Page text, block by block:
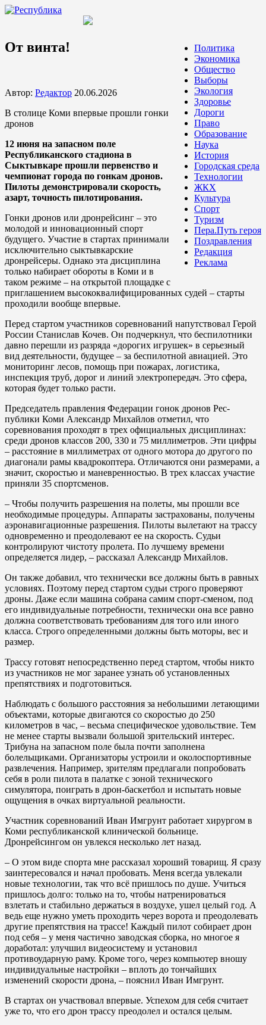
Политика
Экономика
Общество
Выборы
Экология
Здоровье
Дороги
Право
Образование
Наука
История
Городская среда
Технологии
ЖКХ
Культура
Спорт
Туризм
Пера.Путь героя
Поздравления
Редакция
Реклама
От винта!
Автор: Редактор 20.06.2026
В столице Коми впервые прошли гонки
дронов
12 июня на запасном поле
Республиканского стадиона в
Сыктывкаре прошли первенство и
чемпионат города по гонкам дронов.
Пилоты демонстрировали скорость,
азарт, точность пилотирования.
Гонки дронов или дронрейсинг – это
молодой и инновационный спорт
будущего. Участие в стартах принимали
исключительно сыктывкарские
дронрейсеры. Однако эта дисциплина
только набирает обороты в Коми и в
таком режиме – на открытой площадке с
приглашением высококвалифицированных судей – старты
проходили вообще впервые.
Перед стартом участников соревнований напутствовал Герой
России Станислав Кочев. Он подчеркнул, что беспилотники
давно перешли из разряда «дорогих игрушек» в серьезный
вид деятельности, будущее – за беспилотной авиацией. Это
мониторинг лесов, помощь при пожарах, логистика,
инспекция труб, дорог и линий электропередач. Это сфера,
которая будет только расти.
Председатель правления Федерации гонок дронов Рес-
публики Коми Александр Михайлов отметил, что
соревнования проходят в трех официальных дисциплинах:
среди дронов классов 200, 330 и 75 миллиметров. Эти цифры
– расстояние в миллиметрах от одного мотора до другого по
диагонали рамы квадрокоптера. Отличаются они размерами, а
значит, скоростью и маневренностью. В трех классах участие
приняли 35 спортсменов.
– Чтобы получить разрешения на полеты, мы прошли все
необходимые процедуры. Аппараты застрахованы, получены
аэронавигационные разрешения. Пилоты вылетают на трассу
одновременно и преодолевают ее на скорость. Судьи
контролируют чистоту пролета. По лучшему времени
определяется лидер, – рассказал Александр Михайлов.
Он также добавил, что технически все должны быть в равных
условиях. Поэтому перед стартом судьи строго проверяют
дроны. Даже если машина собрана самим спорт-сменом, под
его индивидуальные потребности, технически она все равно
должна соответствовать требованиям для того или иного
класса. Строго определенными должны быть моторы, вес и
размер.
Трассу готовят непосредственно перед стартом, чтобы никто
из участников не мог заранее узнать об установленных
препятствиях и подготовиться.
Наблюдать с большого расстояния за небольшими летающими
объектами, которые двигаются со скоростью до 250
километров в час, – весьма специфическое удовольствие. Тем
не менее старты вызвали большой зрительский интерес.
Трибуна на запасном поле была почти заполнена
болельщиками. Организаторы устроили и околоспортивные
развлечения. Например, зрителям предлагали попробовать
себя в роли пилота в палатке с зоной технического
симулятора, поиграть в дрон-баскетбол и испытать новые
ощущения в очках виртуальной реальности.
Участник соревнований Иван Имгрунт работает хирургом в
Коми республиканской клинической больнице.
Дронрейсингом он увлекся несколько лет назад.
– О этом виде спорта мне рассказал хороший товарищ. Я сразу
заинтересовался и начал пробовать. Меня всегда увлекали
новые технологии, так что всё пришлось по душе. Учиться
пришлось долго: только на то, чтобы натренироваться
взлетать и стабильно держаться в воздухе, ушел целый год. А
ведь еще нужно уметь проходить через ворота и преодолевать
другие препятствия на трассе! Каждый пилот собирает дрон
под себя – у меня частично заводская сборка, но многое я
доработал: улучшил видеосистему и установил
противоударную раму. Кроме того, через компьютер вношу
индивидуальные настройки – вплоть до тончайших
изменений скорости дрона, – пояснил Иван Имгрунт.
В стартах он участвовал впервые. Успехом для себя считает
уже то, что его дрон трассу преодолел и остался целым.